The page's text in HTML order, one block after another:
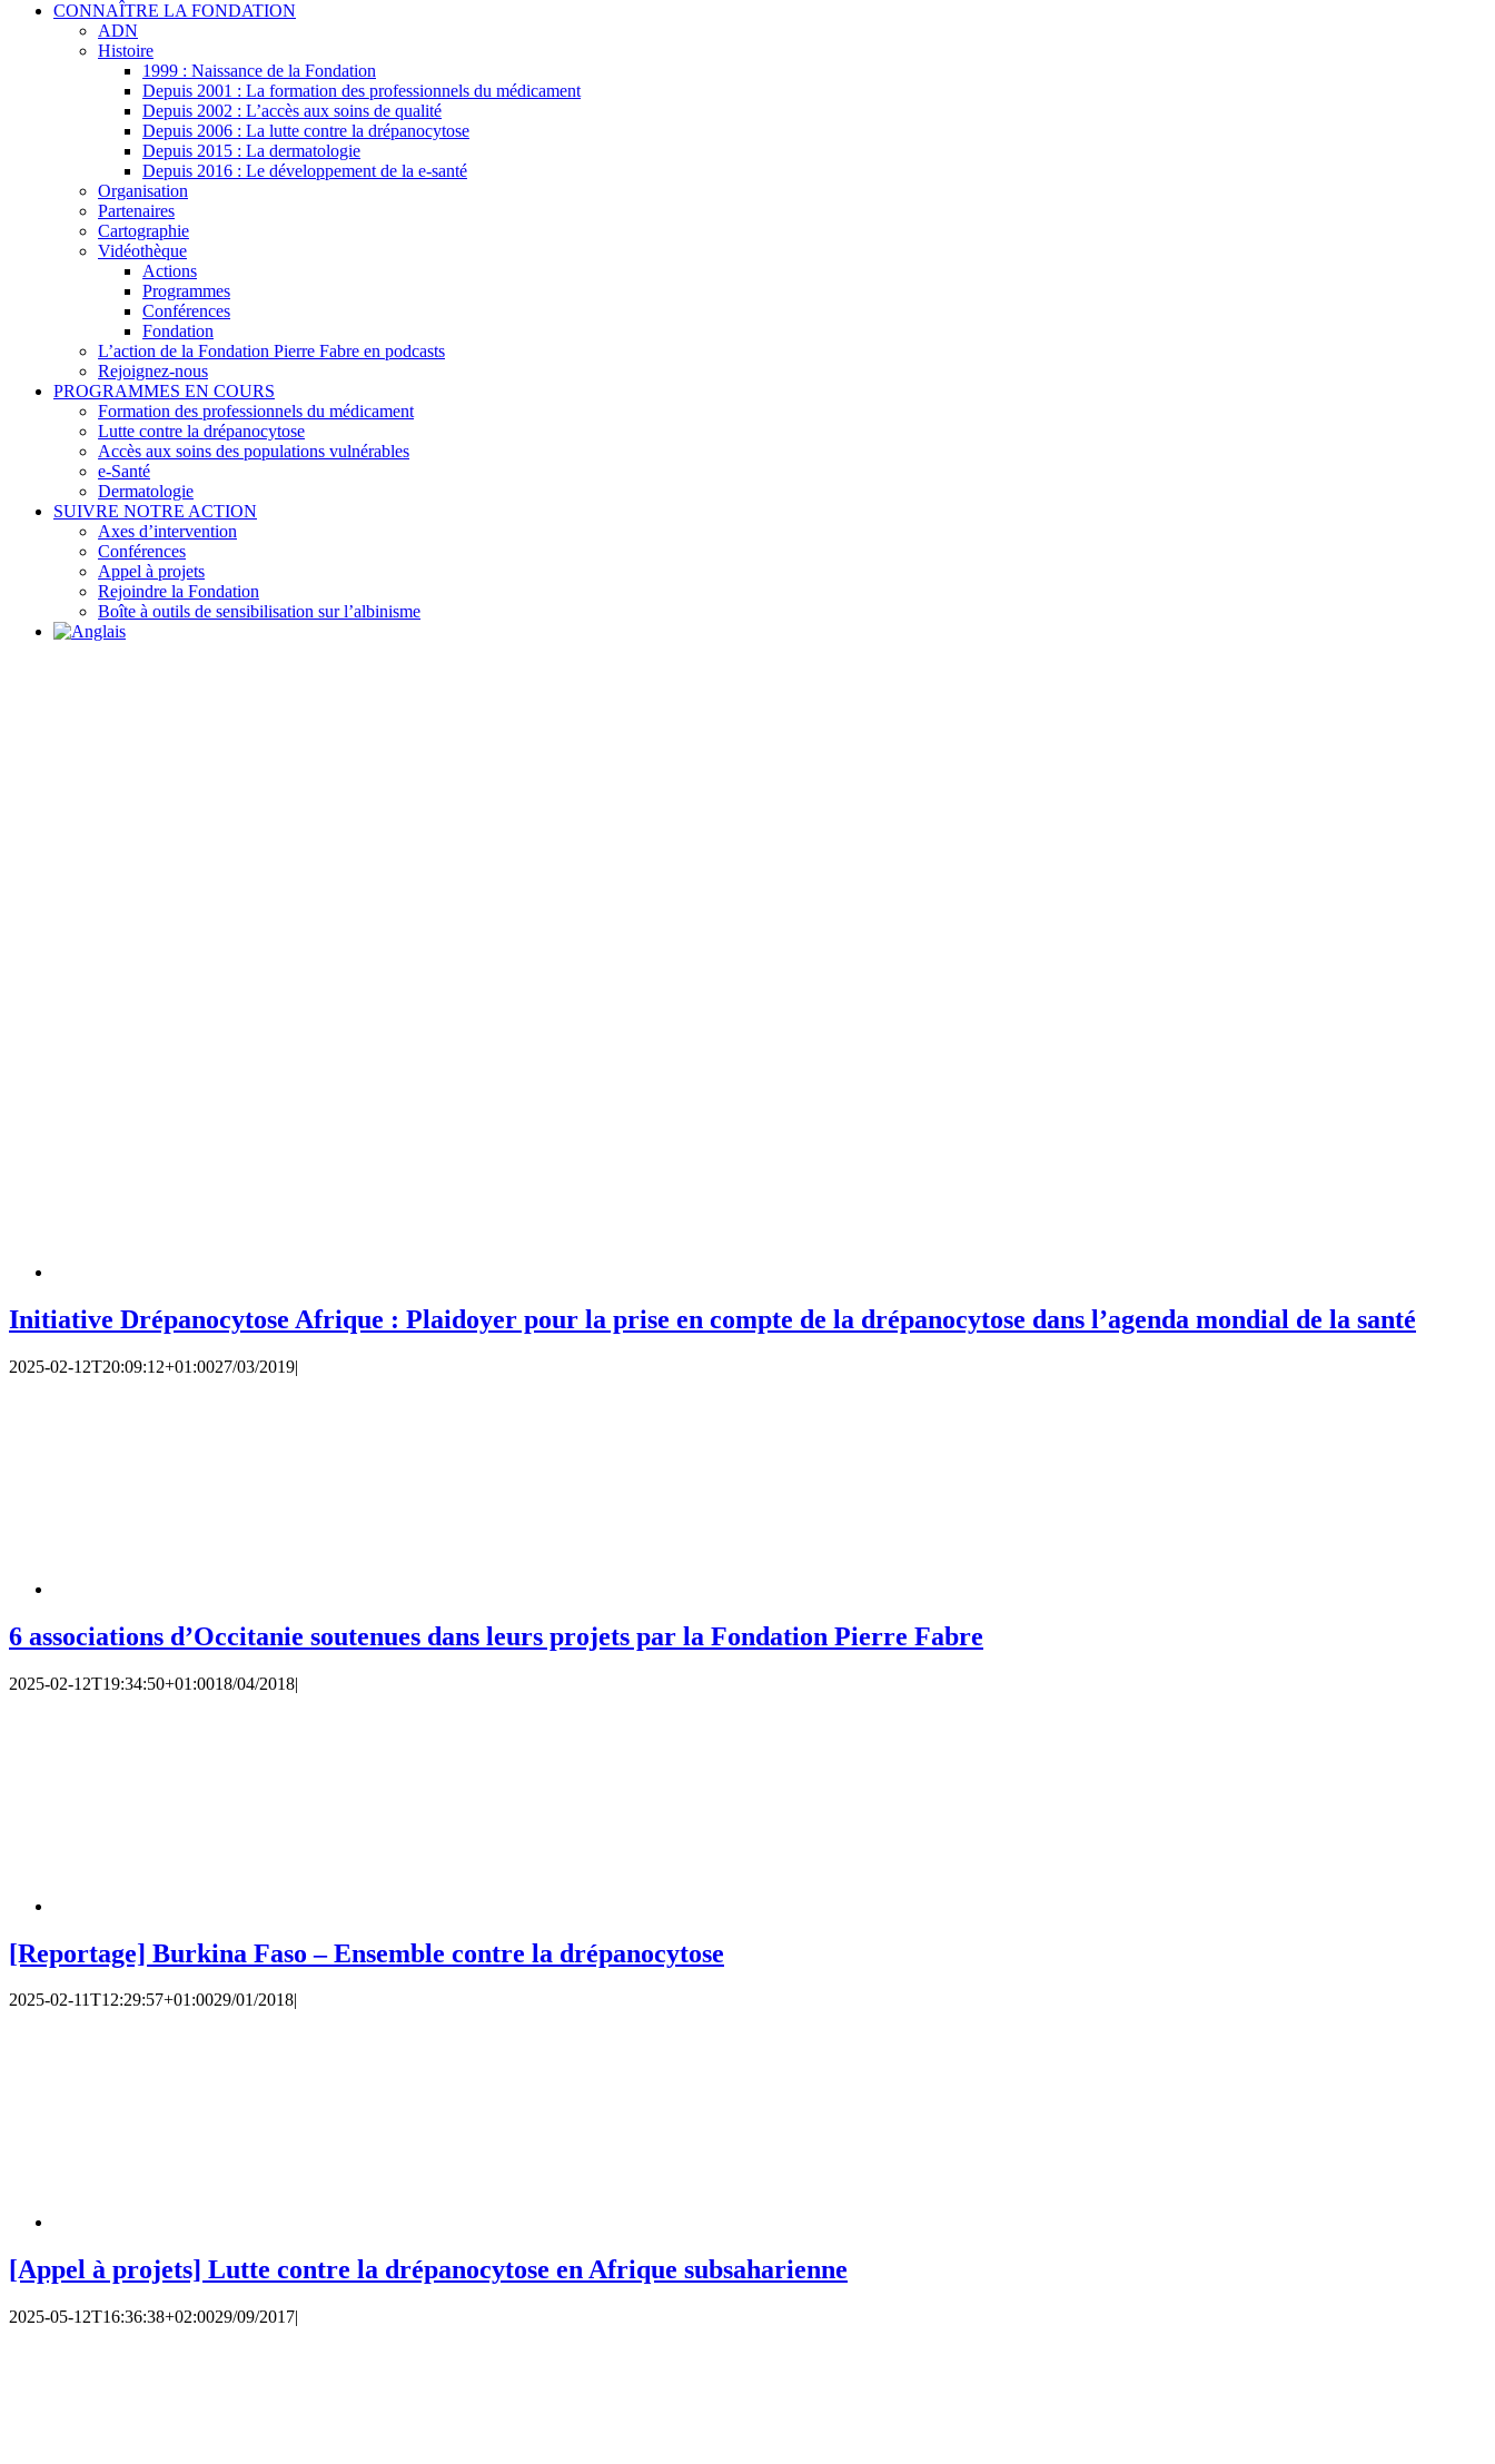
CONNAÎTRE LA FONDATION
ADN
Histoire
1999 : Naissance de la Fondation
Depuis 2001 : La formation des professionnels du médicament
Depuis 2002 : L’accès aux soins de qualité
Depuis 2006 : La lutte contre la drépanocytose
Depuis 2015 : La dermatologie
Depuis 2016 : Le développement de la e-santé
Organisation
Partenaires
Cartographie
Vidéothèque
Actions
Programmes
Conférences
Fondation
L’action de la Fondation Pierre Fabre en podcasts
Rejoignez-nous
PROGRAMMES EN COURS
Formation des professionnels du médicament
Lutte contre la drépanocytose
Accès aux soins des populations vulnérables
e-Santé
Dermatologie
SUIVRE NOTRE ACTION
Axes d’intervention
Conférences
Appel à projets
Rejoindre la Fondation
Boîte à outils de sensibilisation sur l’albinisme
Initiative Drépanocytose Afrique : Plaidoyer pour la prise en compte de la drépanocytose dans l’agenda mondial de la santé
2025-02-12T20:09:12+01:0027/03/2019|
6 associations d’Occitanie soutenues dans leurs projets par la Fondation Pierre Fabre
2025-02-12T19:34:50+01:0018/04/2018|
[Reportage] Burkina Faso – Ensemble contre la drépanocytose
2025-02-11T12:29:57+01:0029/01/2018|
[Appel à projets] Lutte contre la drépanocytose en Afrique subsaharienne
2025-05-12T16:36:38+02:0029/09/2017|